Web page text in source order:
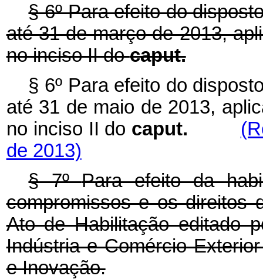
§ 6º Para efeito do
até 31 de março de 2013,
no inciso II docaput.
§ 6º Para efeito do
até 31 de maio de 2013,
no inciso II do caput.
de 2013)
§ 7ºPara efeito da
compromissos e os direitos
Ato de Habilitação editado
Indústria e Comércio
e Inovação.